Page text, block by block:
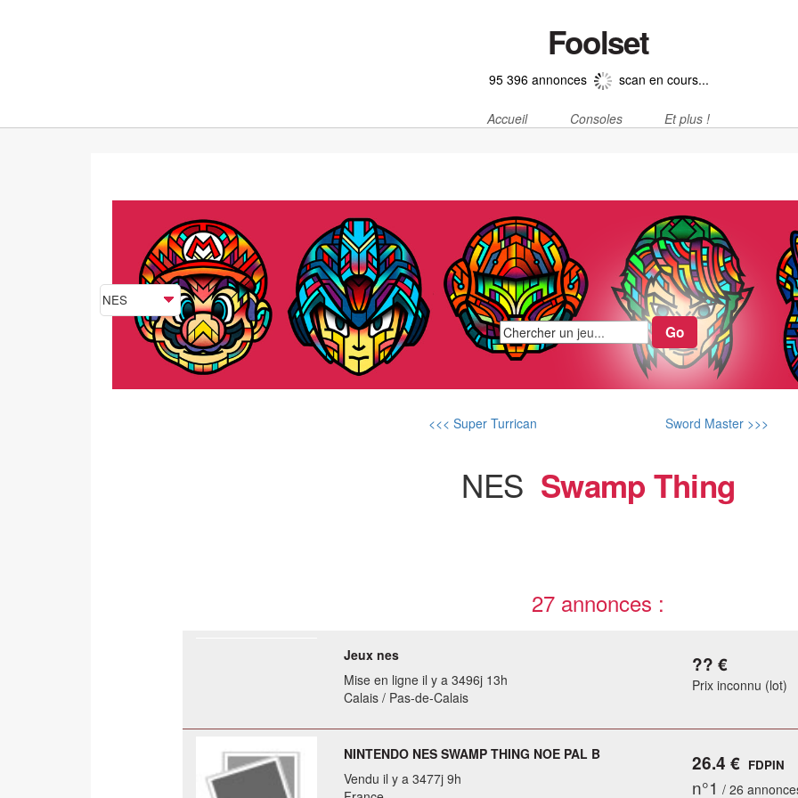
Foolset
95 396 annonces scan en cours...
Accueil Consoles Et plus !
<<< Super Turrican Sword Master >>>
NES Swamp Thing
27 annonces :
Jeux nes
Mise en ligne il y a 3496j 13h
Calais / Pas-de-Calais
?? €
Prix inconnu (lot)
NINTENDO NES SWAMP THING NOE PAL B
Vendu il y a 3477j 9h
26.4 € FDPIN
n°1 / 26